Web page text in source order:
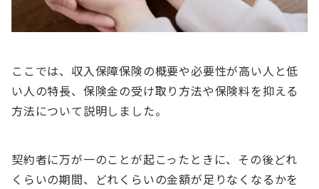
ここでは、収入保障保険の概要や必要性が高い人と低
い人の特長、保険金の受け取り方法や保険料を抑える
方法について説明しました。
契約者に万が一のことが起こったときに、その後どれ
くらいの期間、どれくらいの金額が足りなくなるかを